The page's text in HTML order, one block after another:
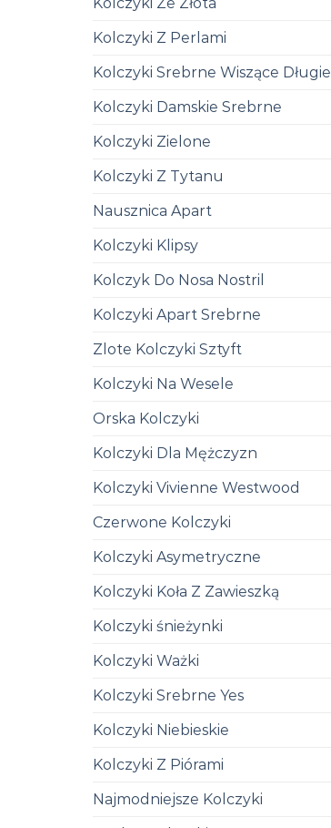
Kolczyki Z Perlami
Kolczyki Srebrne Wiszące Długie
Kolczyki Damskie Srebrne
Kolczyki Zielone
Kolczyki Z Tytanu
Nausznica Apart
Kolczyki Klipsy
Kolczyk Do Nosa Nostril
Kolczyki Apart Srebrne
Zlote Kolczyki Sztyft
Kolczyki Na Wesele
Orska Kolczyki
Kolczyki Dla Mężczyzn
Kolczyki Vivienne Westwood
Czerwone Kolczyki
Kolczyki Asymetryczne
Kolczyki Koła Z Zawieszką
Kolczyki śnieżynki
Kolczyki Ważki
Kolczyki Srebrne Yes
Kolczyki Niebieskie
Kolczyki Z Piórami
Najmodniejsze Kolczyki